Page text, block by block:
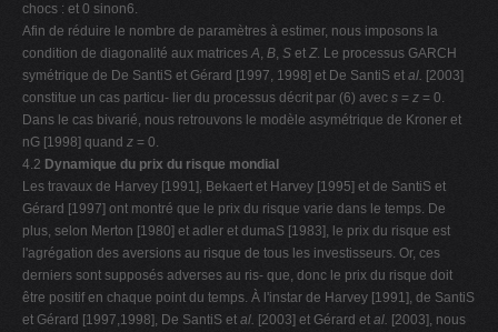
chocs : et 0 sinon6.
Afin de réduire le nombre de paramètres à estimer, nous imposons la
condition de diagonalité aux matricesA, B, S et Z. Le processus GARCH
symétrique de De SantiS et Gérard [1997, 1998] et De SantiS et al. [2003]
constitue un cas particu- lier du processus décrit par (6) avec s = z = 0.
Dans le cas bivarié, nous retrouvons le modèle asymétrique de Kroner et
nG [1998] quand z = 0.
4.2 Dynamique du prix du risque mondial
Les travaux de Harvey [1991], Bekaert et Harvey [1995] et de SantiS et
Gérard [1997] ont montré que le prix du risque varie dans le temps. De
plus, selon Merton [1980] et adler et dumaS [1983], le prix du risque est
l'agrégation des aversions au risque de tous les investisseurs. Or, ces
derniers sont supposés adverses au ris- que, donc le prix du risque doit
être positif en chaque point du temps. À l'instar de Harvey [1991], de SantiS
et Gérard [1997,1998], De SantiS et al. [2003] et Gérard et al. [2003], nous